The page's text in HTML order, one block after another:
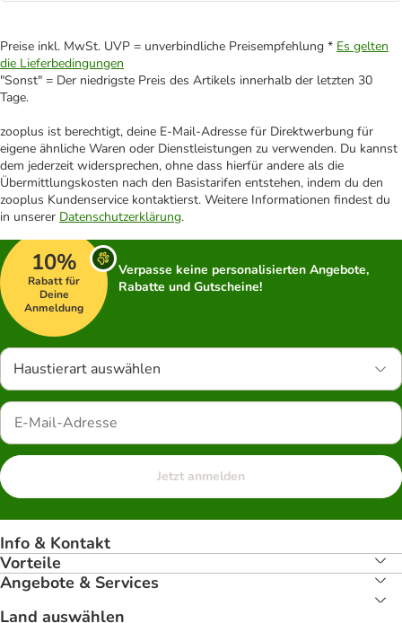
Preise inkl. MwSt. UVP = unverbindliche Preisempfehlung * Es gelten
die Lieferbedingungen
"Sonst" = Der niedrigste Preis des Artikels innerhalb der letzten 30
Tage.
zooplus ist berechtigt, deine E-Mail-Adresse für Direktwerbung für
eigene ähnliche Waren oder Dienstleistungen zu verwenden. Du kannst
dem jederzeit widersprechen, ohne dass hierfür andere als die
Übermittlungskosten nach den Basistarifen entstehen, indem du den
zooplus Kundenservice kontaktierst. Weitere Informationen findest du
in unserer Datenschutzerklärung.
10%
Rabatt für
Deine
Anmeldung
Verpasse keine personalisierten Angebote,
Rabatte und Gutscheine!
Haustierart auswählen
Jetzt anmelden
Info & Kontakt
Vorteile
Angebote & Services
Land auswählen